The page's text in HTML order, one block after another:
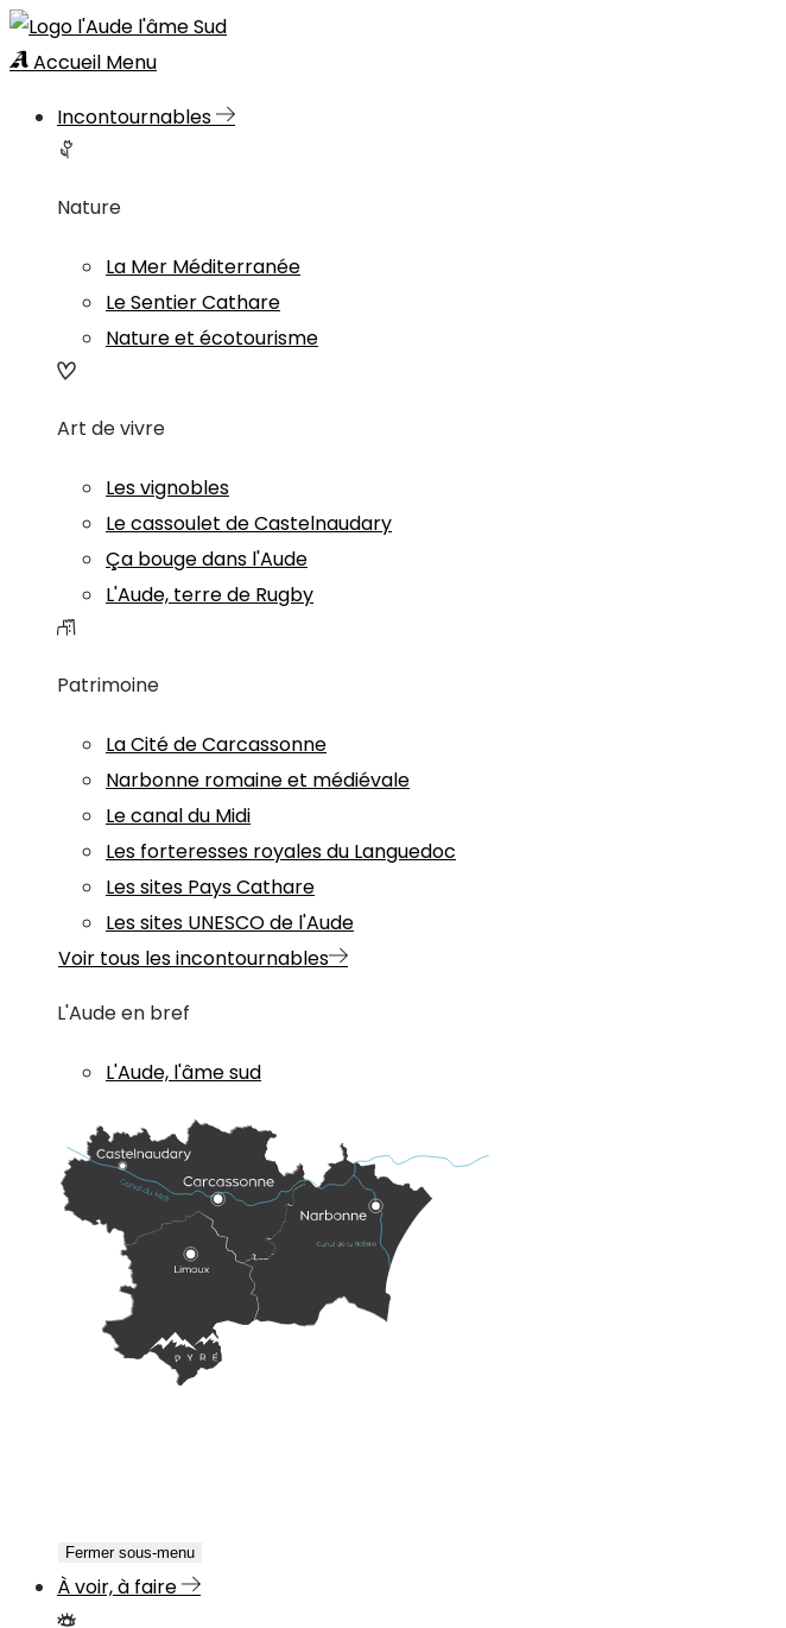
Accueil Menu
Incontournables
Nature
La Mer Méditerranée
Le Sentier Cathare
Nature et écotourisme
Art de vivre
Les vignobles
Le cassoulet de Castelnaudary
Ça bouge dans l'Aude
L'Aude, terre de Rugby
Patrimoine
La Cité de Carcassonne
Narbonne romaine et médiévale
Le canal du Midi
Les forteresses royales du Languedoc
Les sites Pays Cathare
Les sites UNESCO de l'Aude
Voir tous les incontournables
L'Aude en bref
L'Aude, l'âme sud
Fermer sous-menu
À voir, à faire